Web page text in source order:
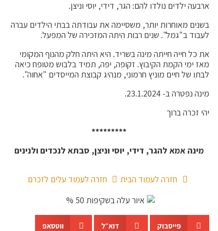
ארבעה ילדים נולדו להם: הגר, דידי, יוסי וניצן.
בשנים מאוחרות יותר, משסיימה את עבודתה בבתי הילדים עברה
לעבוד ב"גמל". שנים רבות היתה המזכירה של המפעל.
את כל חייה חייתה מינה בשריד. היא היתה חלק מהנוף המקומי
מאז ימי הקמת הקיבוץ. זקופה, יפה, תמיד בלבוש מטופח כיאה
לבתו של חיים מוניץ חרמוני, מנהיג קבוצת המייסדים "אחוה".
מינה נפטרה ב- 23.1.2024.
יהי זכרה ברוך
*********
מינה אמא להגר, דידי, יוסי וניצן, סבתא לנכדים ולנינים
חזרה לעמוד הבית חזרה לעמוד עלים לזכרם
פייסבוק דוא״ל ווטסאפ